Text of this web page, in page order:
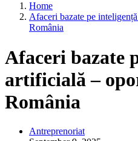
Home
Afaceri bazate pe
România
Afaceri bazate
artificială –
România
Antreprenoriat